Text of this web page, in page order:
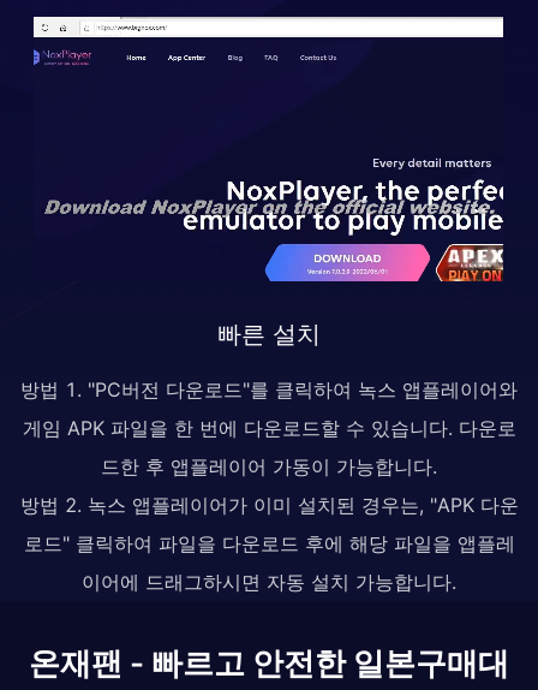
빠른 설치
방법 1. "PC버전 다운로드"를 클릭하여 녹스 앱플레이어와
게임 APK 파일을 한 번에 다운로드할 수 있습니다. 다운로
드한 후 앱플레이어 가동이 가능합니다.
방법 2. 녹스 앱플레이어가 이미 설치된 경우는, "APK 다운
로드" 클릭하여 파일을 다운로드 후에 해당 파일을 앱플레
이어에 드래그하시면 자동 설치 가능합니다.
온재팬 - 빠르고 안전한 일본구매대